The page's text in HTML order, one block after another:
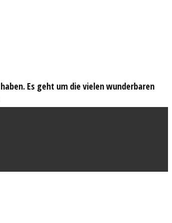
Es geht um die vielen wunderbaren